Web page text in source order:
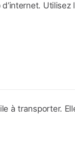
Utilisez
à transporter.